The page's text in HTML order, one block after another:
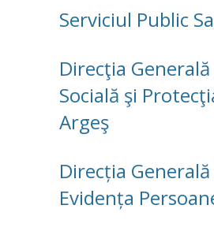
Serviciul Public
Direcţia
Socială şi
Argeş
Direcția
Evidența